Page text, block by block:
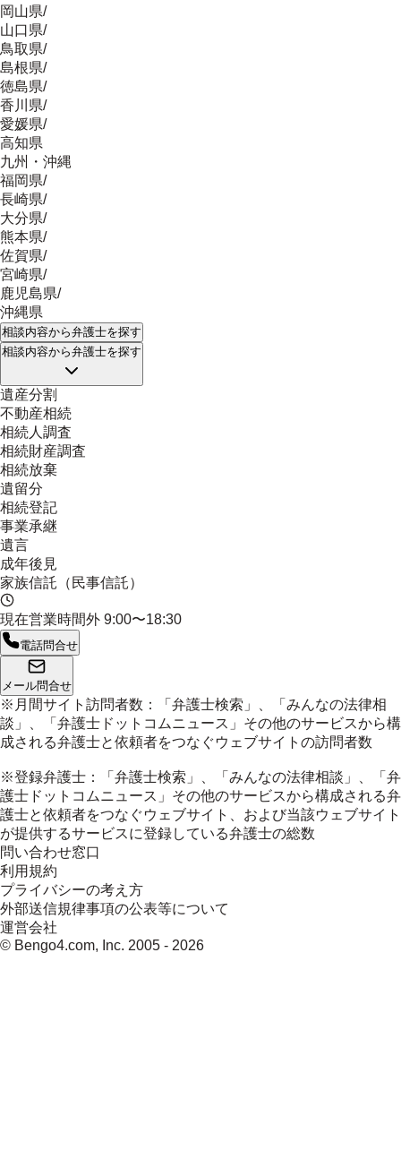
岡山県/
山口県/
鳥取県/
島根県/
徳島県/
香川県/
愛媛県/
高知県
九州・沖縄
福岡県/
長崎県/
大分県/
熊本県/
佐賀県/
宮崎県/
鹿児島県/
沖縄県
相談内容から弁護士を探す
相談内容から弁護士を探す
遺産分割
不動産相続
相続人調査
相続財産調査
相続放棄
遺留分
相続登記
事業承継
遺言
成年後見
家族信託（民事信託）
現在営業時間外 9:00〜18:30
電話問合せ
メール問合せ
※月間サイト訪問者数：「弁護士検索」、「みんなの法律相
談」、「弁護士ドットコムニュース」その他のサービスから構
成される弁護士と依頼者をつなぐウェブサイトの訪問者数
※登録弁護士：「弁護士検索」、「みんなの法律相談」、「弁
護士ドットコムニュース」その他のサービスから構成される弁
護士と依頼者をつなぐウェブサイト、および当該ウェブサイト
が提供するサービスに登録している弁護士の総数
問い合わせ窓口
利用規約
プライバシーの考え方
外部送信規律事項の公表等について
運営会社
© Bengo4.com, Inc. 2005 - 2026